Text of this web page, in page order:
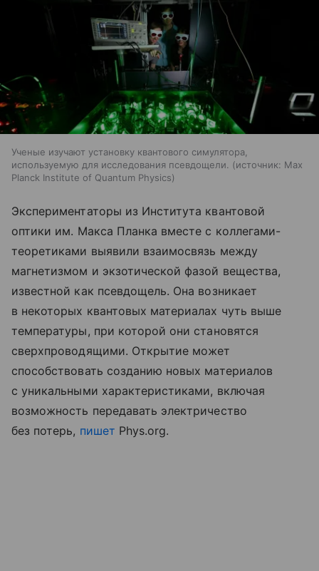
Ученые изучают установку квантового симулятора,
используемую для исследования псевдощели.
источник: Max
Planck Institute of Quantum Physics
Экспериментаторы из Института квантовой
оптики им. Макса Планка вместе с коллегами-
теоретиками выявили взаимосвязь между
магнетизмом и экзотической фазой вещества,
известной как псевдощель. Она возникает
в некоторых квантовых материалах чуть выше
температуры, при которой они становятся
сверхпроводящими. Открытие может
способствовать созданию новых материалов
с уникальными характеристиками, включая
возможность передавать электричество
без потерь, пишет Phys.org.